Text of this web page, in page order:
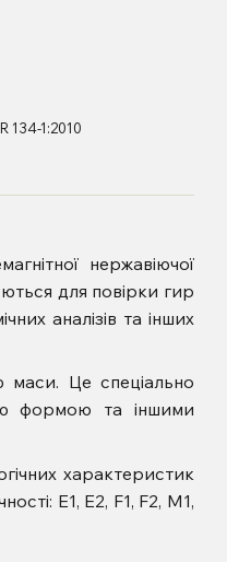
134-1:2010
нержавіючої
для повірки гир
аналізів та інших
Це спеціально
формою та іншими
характеристик
Е1, Е2, F1, F2, M1,